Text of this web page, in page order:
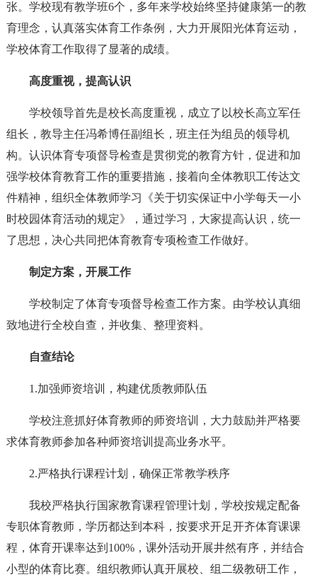
张。学校现有教学班6个，多年来学校始终坚持健康第一的教
育理念，认真落实体育工作条例，大力开展阳光体育运动，
学校体育工作取得了显著的成绩。
高度重视，提高认识
学校领导首先是校长高度重视，成立了以校长高立军任
组长，教导主任冯希博任副组长，班主任为组员的领导机
构。认识体育专项督导检查是贯彻党的教育方针，促进和加
强学校体育教育工作的重要措施，接着向全体教职工传达文
件精神，组织全体教师学习《关于切实保证中小学每天一小
时校园体育活动的规定》，通过学习，大家提高认识，统一
了思想，决心共同把体育教育专项检查工作做好。
制定方案，开展工作
学校制定了体育专项督导检查工作方案。由学校认真细
致地进行全校自查，并收集、整理资料。
自查结论
1.加强师资培训，构建优质教师队伍
学校注意抓好体育教师的师资培训，大力鼓励并严格要
求体育教师参加各种师资培训提高业务水平。
2.严格执行课程计划，确保正常教学秩序
我校严格执行国家教育课程管理计划，学校按规定配备
专职体育教师，学历都达到本科，按要求开足开齐体育课课
程，体育开课率达到100%，课外活动开展井然有序，并结合
小型的体育比赛。组织教师认真开展校、组二级教研工作，